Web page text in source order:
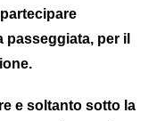
per il
e soltanto sotto la